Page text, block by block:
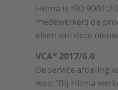
Hitma is ISO
medewerkers de
eisen van deze
VCA* 2017/6.0
De service afdeling
was: "Bij Hitma